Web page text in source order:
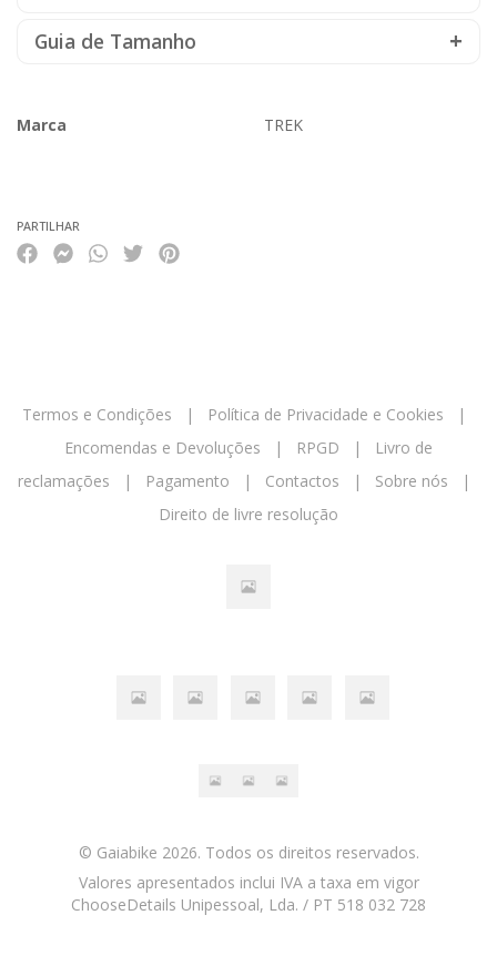
Guia de Tamanho
Marca
TREK
PARTILHAR
Termos e Condições | Política de Privacidade e Cookies |
Encomendas e Devoluções | RPGD |
Livro de
reclamações | Pagamento | Contactos | Sobre nós |
Direito de livre resolução
© Gaiabike 2026. Todos os direitos reservados.
Valores apresentados inclui IVA a taxa em vigor
ChooseDetails Unipessoal, Lda. / PT 518 032 728